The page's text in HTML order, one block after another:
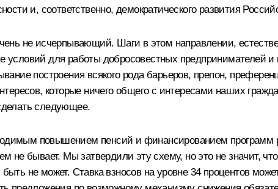
и, соответственно, демократического развития
не исчерпывающий. Шаги в этом направлении,
условий для работы добросовестных предпринимателей
построения всякого рода барьеров, препон,
которые ничего общего с интересами наших
следующее.
повышением пенсий и финансированием программ
не бывает. Мы затвердили эту схему, но это не значит,
не может. Ставка взносов на уровне 34 процентов